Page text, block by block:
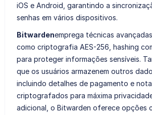
iOS e Android, garantindo a
senhas em vários dispositivos.
Bitwardenemprega técnicas
como criptografia AES-256, hashing
para proteger informações sensíveis.
que os usuários armazenem outros
incluindo detalhes de pagamento e
criptografados para máxima
adicional, o Bitwarden oferece opções